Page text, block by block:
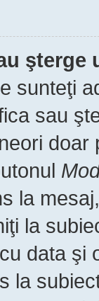
şterge
sunteţi
sau
la
la
data şi
la